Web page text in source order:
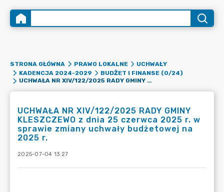
STRONA GŁÓWNA PRAWO LOKALNE
UCHWAŁY
KADENCJA 2024-2029
BUDŻET I FINANSE (0/24)
UCHWAŁA NR XIV/122/2025 RADY GMINY KLESZCZEWO Z DNIA 25 CZERWCA 2025 R. W SPRAWIE ZMIANY UCHWAŁY BUDŻETOWEJ NA 2025 R.
UCHWAŁA NR XIV/122/2025 RADY GMINY
KLESZCZEWO z dnia 25 czerwca 2025 r. w
sprawie zmiany uchwały budżetowej na
2025 r.
2025-07-04 13:27